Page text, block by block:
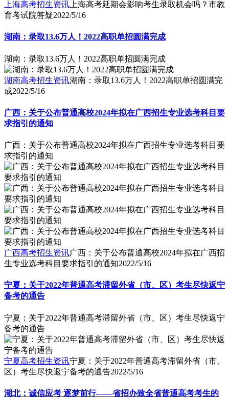
上海高考招生资讯 上海高考延期会影响考生录取机会吗？市教
育考试院答疑2022/5/16
湖南：录取13.6万人！2022高职单招圆满完成
湖南：录取13.6万人！2022高职单招圆满完成
湖南高考招生资讯湖南：录取13.6万人！2022高职单招圆满完
成2022/5/16
广西：关于公布普通高校2024年拟在广西招生专业选考科目要
求指引的通知
广西：关于公布普通高校2024年拟在广西招生专业选考科目要
求指引的通知
广西高考招生资讯广西：关于公布普通高校2024年拟在广西招
生专业选考科目要求指引的通知2022/5/16
宁夏：关于2022年普通高考滞留外省（市、区）考生尽快返宁
备考的通告
宁夏：关于2022年普通高考滞留外省（市、区）考生尽快返宁
备考的通告
宁夏高考招生资讯宁夏：关于2022年普通高考滞留外省（市、
区）考生尽快返宁备考的通告2022/5/16
湖北：诚信应考 逐梦前行——省招办致全省普通高考考生的